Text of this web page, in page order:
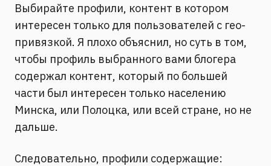
Выбирайте профили, контент в котором
интересен только для пользователей с гео-
привязкой. Я плохо объяснил, но суть в том,
чтобы профиль выбранного вами блогера
содержал контент, который по большей
части был интересен только населению
Минска, или Полоцка, или всей стране, но не
дальше.
Следовательно, профили содержащие: